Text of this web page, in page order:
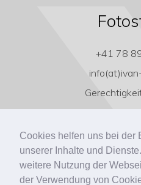
Cookies helfen uns bei der
unserer Inhalte und
weitere Nutzung der
der Verwendung von
+41 78
3011